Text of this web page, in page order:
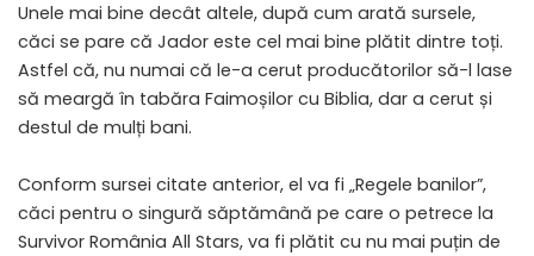
Unele mai bine decât altele, după cum arată sursele,
căci se pare că Jador este cel mai bine plătit dintre toți.
Astfel că, nu numai că le-a cerut producătorilor să-l lase
să meargă în tabăra Faimoșilor cu Biblia, dar a cerut și
destul de mulți bani.
Conform sursei citate anterior, el va fi „Regele banilor”,
căci pentru o singură săptămână pe care o petrece la
Survivor România All Stars, va fi plătit cu nu mai puțin de